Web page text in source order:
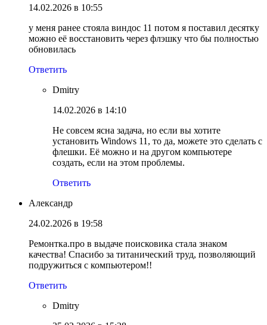
14.02.2026 в 10:55
у меня ранее стояла виндос 11 потом я поставил десятку
можно её восстановить через флэшку что бы полностью
обновилась
Ответить
Dmitry
14.02.2026 в 14:10
Не совсем ясна задача, но если вы хотите
установить Windows 11, то да, можете это сделать с
флешки. Её можно и на другом компьютере
создать, если на этом проблемы.
Ответить
Александр
24.02.2026 в 19:58
Ремонтка.про в выдаче поисковика стала знаком
качества! Спасибо за титанический труд, позволяющий
подружиться с компьютером!!
Ответить
Dmitry